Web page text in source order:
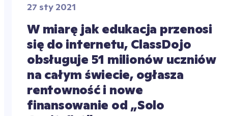
27 sty 2021
W miarę jak edukacja przenosi
się do internetu, ClassDojo
obsługuje 51 milionów uczniów
na całym świecie, ogłasza
rentowność i nowe
finansowanie od „Solo